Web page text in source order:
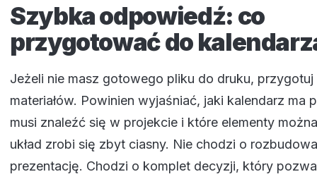
Szybka odpowiedź: co
przygotować do
Jeżeli nie masz gotowego pliku do druku, przygotuj
materiałów. Powinien wyjaśniać, jaki kalendarz ma
musi znaleźć się w projekcie i które elementy
układ zrobi się zbyt ciasny. Nie chodzi o
prezentację. Chodzi o komplet decyzji, który